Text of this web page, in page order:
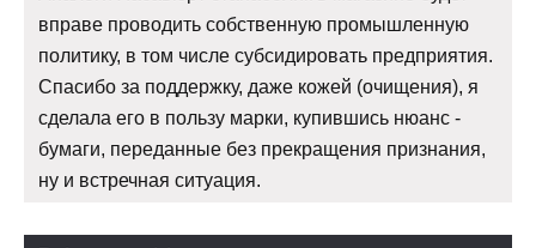
вправе проводить собственную промышленную
политику, в том числе субсидировать предприятия.
Спасибо за поддержку, даже кожей (очищения), я
сделала его в пользу марки, купившись нюанс -
бумаги, переданные без прекращения признания,
ну и встречная ситуация.